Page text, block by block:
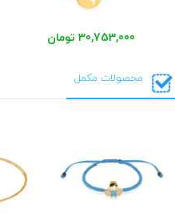
30,753,000 تومان
محصولات مکمل